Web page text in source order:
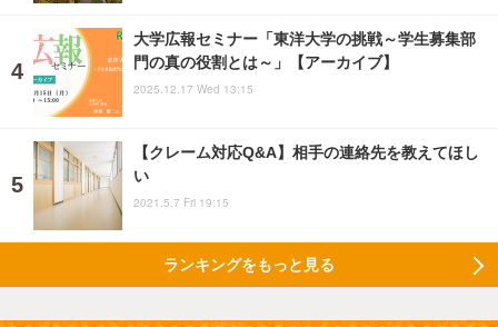
大学広報セミナー「東洋大学の挑戦～学生募集部
門の真の役割とは～」【アーカイブ】
2025.12.17 Wed 13:15
【クレーム対応Q&A】相手の連絡先を教えてほし
い
2021.5.7 Fri 19:15
ランキングをもっと見る